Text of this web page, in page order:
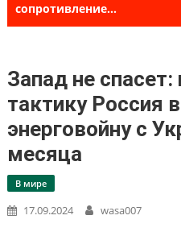
сопротивление...
Запад не
тактику Россия
энерговойну с
месяца
В мире
17.09.2024 wasa007